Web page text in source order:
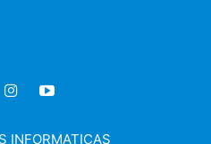
INFORMATICAS